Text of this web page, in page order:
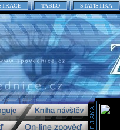
TABLO STATISTIKA